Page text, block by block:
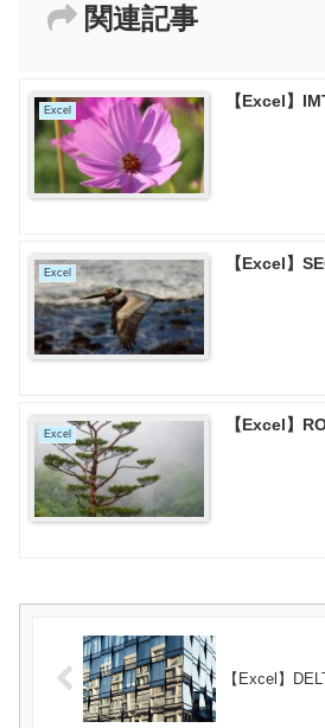
関連記事
Excel 【Excel】
Excel 【Excel】
Excel 【Excel】
【Excel】